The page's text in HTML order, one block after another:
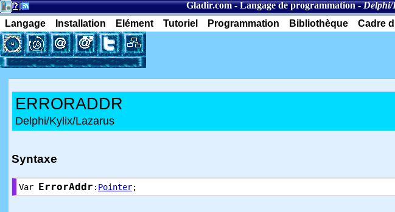
Gladir.com-Langage de programmation-Delphi/
Langage
Installation Elément Tutoriel Programmation Bibliothèque Cadre
ERRORADDR
Delphi/Kylix/Lazarus
Syntaxe
Var ErrorAddr : Pointer;